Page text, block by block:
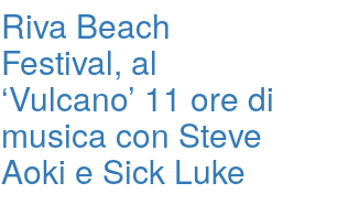
Riva Beach
Festival, al
‘Vulcano’ 11 ore di
musica con Steve
Aoki e Sick Luke